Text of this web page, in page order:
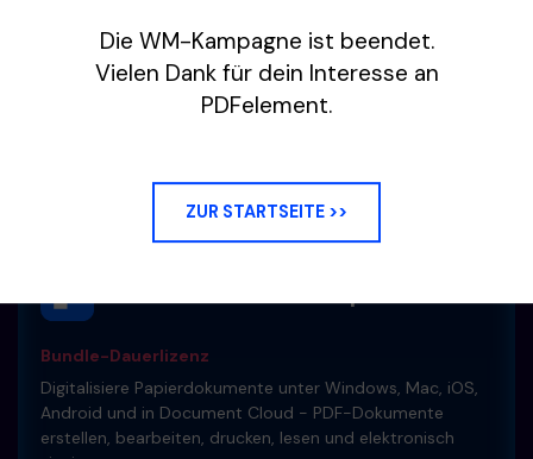
119€
Bundle-Dauerlizenz
Digitalisiere Papierdokumente unter Windows, Mac, iOS,
Android und in Document Cloud - PDF-Dokumente
erstellen, bearbeiten, drucken, lesen und elektronisch
Die WM-Kampagne ist beendet.
Vielen Dank für dein Interesse an
PDFelement.
ZUR STARTSEITE >>